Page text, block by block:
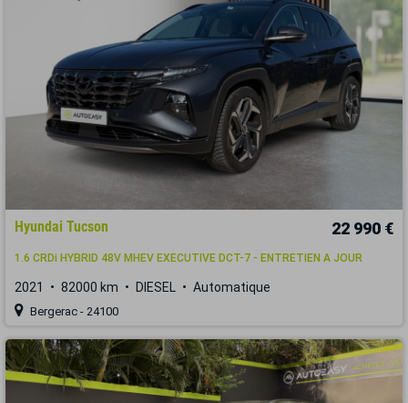
Hyundai Tucson 22 990 €
1.6 CRDi HYBRID 48V MHEV EXECUTIVE DCT-7 - ENTRETIEN A JOUR
2021 82000 km DIESEL Automatique
Bergerac - 24100